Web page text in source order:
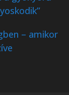
– amikor